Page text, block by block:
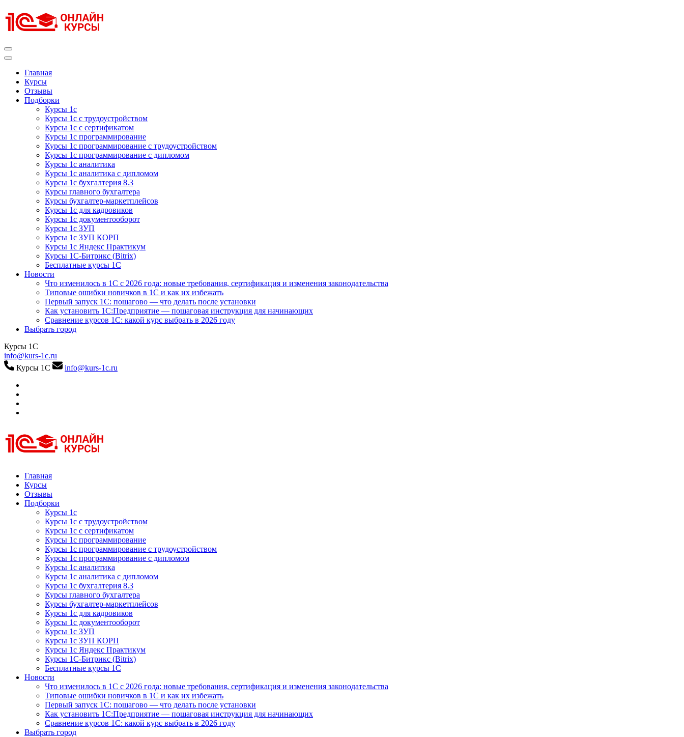
к
содержимому
Главная
Курсы
Отзывы
Подборки
Курсы 1с
Курсы 1с с трудоустройством
Курсы 1с с сертификатом
Курсы 1с программирование
Курсы 1с программирование с трудоустройством
Курсы 1с программирование с дипломом
Курсы 1с аналитика
Курсы 1с аналитика с дипломом
Курсы 1с бухгалтерия 8.3
Курсы главного бухгалтера
Курсы бухгалтер-маркетплейсов
Курсы 1с для кадровиков
Курсы 1с документооборот
Курсы 1с ЗУП
Курсы 1с ЗУП КОРП
Курсы 1с Яндекс Практикум
Курсы 1С-Битрикс (Bitrix)
Бесплатные курсы 1С
Новости
Что изменилось в 1С с 2026 года: новые требования, сертификация и изменения законодательства
Типовые ошибки новичков в 1С и как их избежать
Первый запуск 1С: пошагово — что делать после установки
Как установить 1С:Предприятие — пошаговая инструкция для начинающих
Сравнение курсов 1С: какой курс выбрать в 2026 году
Выбрать город
Курсы 1С
info@kurs-1c.ru
Курсы 1С
info@kurs-1c.ru
Курсы 1С
Курсы 1С официальная сертификация
Главная
Курсы
Отзывы
Подборки
Курсы 1с
Курсы 1с с трудоустройством
Курсы 1с с сертификатом
Курсы 1с программирование
Курсы 1с программирование с трудоустройством
Курсы 1с программирование с дипломом
Курсы 1с аналитика
Курсы 1с аналитика с дипломом
Курсы 1с бухгалтерия 8.3
Курсы главного бухгалтера
Курсы бухгалтер-маркетплейсов
Курсы 1с для кадровиков
Курсы 1с документооборот
Курсы 1с ЗУП
Курсы 1с ЗУП КОРП
Курсы 1с Яндекс Практикум
Курсы 1С-Битрикс (Bitrix)
Бесплатные курсы 1С
Новости
Что изменилось в 1С с 2026 года: новые требования, сертификация и изменения законодательства
Типовые ошибки новичков в 1С и как их избежать
Первый запуск 1С: пошагово — что делать после установки
Как установить 1С:Предприятие — пошаговая инструкция для начинающих
Сравнение курсов 1С: какой курс выбрать в 2026 году
Выбрать город